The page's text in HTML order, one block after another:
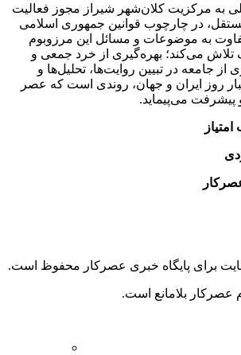
به مرکزیت کلان‌شهر شیراز مجوز فعالیت
در چارچوب قوانین جمهوری اسلامی
به موضوعات ‌و مسائل این مرزوبوم
تلاش می‌کند؛ بهره‌گیری از خرد جمعی و
جامعه در تبیین روایت‌ها، تحلیل‌ها و
روز ایران و جهان، روندی است که عصر
می‌پیماید.
برای پایگاه خبری عصرکار محفوظ است.
عصرکار بلامانع است.